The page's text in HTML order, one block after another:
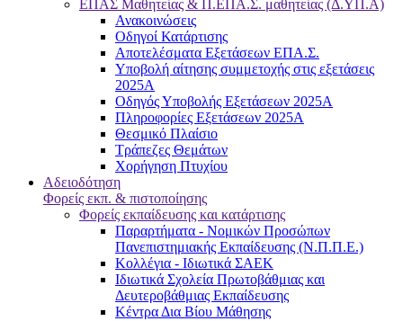
ΕΠΑΣ Μαθητείας & Π.ΕΠΑ.Σ. μαθητείας (Δ.ΥΠ.Α)
Ανακοινώσεις
Oδηγοί Κατάρτισης
Αποτελέσματα Εξετάσεων ΕΠΑ.Σ.
Υποβολή αίτησης συμμετοχής στις εξετάσεις
2025Α
Οδηγός Υποβολής Εξετάσεων 2025A
Πληροφορίες Εξετάσεων 2025Α
Θεσμικό Πλαίσιο
Τράπεζες Θεμάτων
Χορήγηση Πτυχίου
Αδειοδότηση
Φορείς εκπ. & πιστοποίησης
Φορείς εκπαίδευσης και κατάρτισης
Παραρτήματα - Νομικών Προσώπων
Πανεπιστημιακής Εκπαίδευσης (Ν.Π.Π.Ε.)
Κολλέγια - Ιδιωτικά ΣΑΕΚ
Ιδιωτικά Σχολεία Πρωτοβάθμιας και
Δευτεροβάθμιας Εκπαίδευσης
Κέντρα Δια Βίου Μάθησης